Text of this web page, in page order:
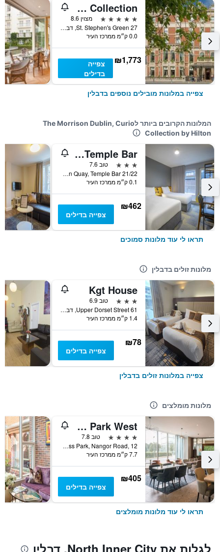
The Shelbourne, Autograph Collection
5 כוכבים
מצוין 8.6
27 St. Stephen's Green, דבלין, אירלנד
0.0 ק״מ ממרכז העיר
₪1,773
צפייה
בדילים
צפייה במלונות מובילים נוספים בדבלין
המלונות הקרובים ביותר לThe Morrison Dublin, Curio
Collection by Hilton
Fitzsimons Hotel Temple Bar
3 כוכבים
טוב 7.6
21/22 Wellington Quay, Temple Bar, דבלין, אירלנד
0.1 ק״מ ממרכז העיר
₪462
צפייה בדילים
תראו לי עוד מלונות סמוכים
מלונות זולים בדבלין
Kgt House
3 כוכבים
טוב 6.9
61 Upper Dorset Street, דבלין, אירלנד
1.4 ק״מ ממרכז העיר
₪78
צפייה בדילים
צפייה במלונות זולים בדבלין
מלונות מומלצים
Aspect Hotel Dublin Park West
4 כוכבים
טוב 7.8
Park West Business Park, Nangor Road, 12, דבלין, אירלנד
7.7 ק״מ ממרכז העיר
₪405
צפייה בדילים
תראו לי עוד מלונות מומלצים
לגלות את North Inner City, דבלין